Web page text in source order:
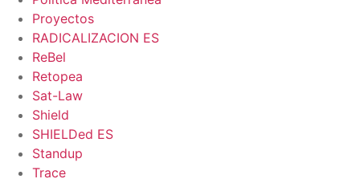
Proyectos
RADICALIZACION ES
ReBel
Retopea
Sat-Law
Shield
SHIELDed ES
Standup
Trace